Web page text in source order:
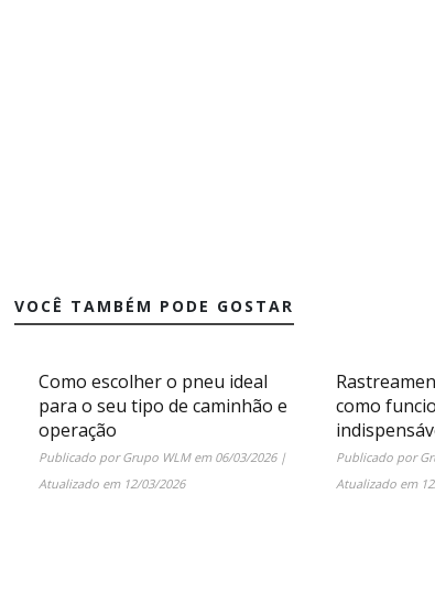
VOCÊ TAMBÉM PODE GOSTAR
Como escolher o pneu ideal
para o seu tipo de caminhão e
operação
Publicado porGrupo WLMem 06/03/2026|
Atualizado em 12/03/2026
como
Publicado por
Atualizado em